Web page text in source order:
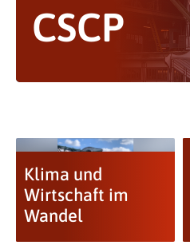
CSCP
Klima und
Wirtschaft im
Wandel